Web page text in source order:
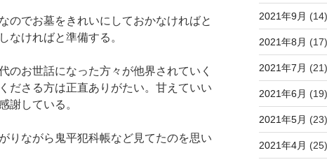
のでお墓をきれいにしておかなければと
なければと準備する。
のお世話になった方々が他界されていく
ださる方は正直ありがたい。甘えていい
謝している。
りながら鬼平犯科帳など見てたのを思い
2021年9月 (14)
2021年8月 (17)
2021年7月 (21)
2021年6月 (19)
2021年5月 (23)
2021年4月 (25)